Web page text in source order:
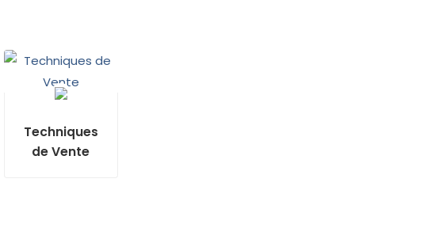
Techniques
de Vente